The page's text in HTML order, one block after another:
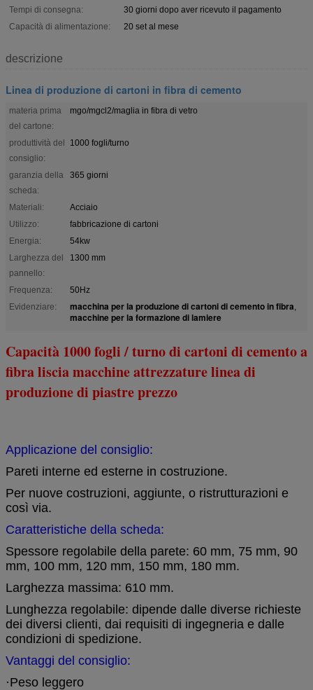
Tempi di consegna:
30 giorni dopo aver ricevuto il pagamento
Capacità di alimentazione:
20 set al mese
descrizione
Linea di produzione di cartoni in fibra di cemento
materia prima
del cartone:
mgo/mgcl2/maglia in fibra di vetro
produttività del
consiglio:
1000 fogli/turno
garanzia della
scheda:
365 giorni
Materiali:
Acciaio
Utilizzo:
fabbricazione di cartoni
Energia:
54kw
Larghezza del
pannello:
1300 mm
Frequenza:
50Hz
Evidenziare:
macchina per la produzione di cartoni di cemento in fibra,
macchine per la formazione di lamiere
Capacità 1000 fogli / turno di cartoni di cemento a
fibra liscia macchine attrezzature linea di
produzione di piastre prezzo
Applicazione del consiglio:
Pareti interne ed esterne in costruzione.
Per nuove costruzioni, aggiunte, o ristrutturazioni e
così via.
Caratteristiche della scheda:
Spessore regolabile della parete: 60 mm, 75 mm, 90
mm, 100 mm, 120 mm, 150 mm, 180 mm.
Larghezza massima: 610 mm.
Lunghezza regolabile: dipende dalle diverse richieste
dei diversi clienti, dai requisiti di ingegneria e dalle
condizioni di spedizione.
Vantaggi del consiglio:
·Peso leggero